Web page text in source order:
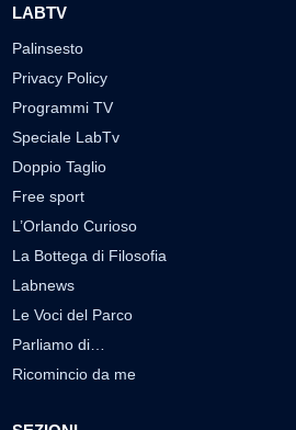
LABTV
Palinsesto
Privacy Policy
Programmi TV
Speciale LabTv
Doppio Taglio
Free sport
L’Orlando Curioso
La Bottega di Filosofia
Labnews
Le Voci del Parco
Parliamo di…
Ricomincio da me